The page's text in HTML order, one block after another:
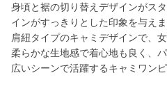
身頃と裾の切り替えデザインがス
インがすっきりとした印象を与えま
肩紐タイプのキャミデザインで、
柔らかな生地感で着心地も良く、
広いシーンで活躍するキャミワンピ